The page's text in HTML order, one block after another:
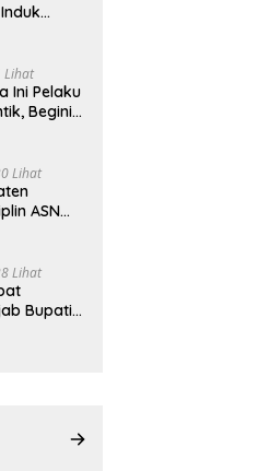
Pemdes Teras Terunjam
Lihat
Ini Pelaku
Begini
Lihat
ASN
Lihat
Bupati